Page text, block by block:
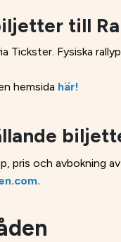
till
Tickster. Fysiska
hemsida här!
pris och avbokning